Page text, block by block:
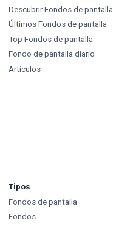
Descubrir Fondos de pantalla
Últimos Fondos de pantalla
Top Fondos de pantalla
Fondo de pantalla diario
Artículos
Tipos
Fondos de pantalla
Fondos